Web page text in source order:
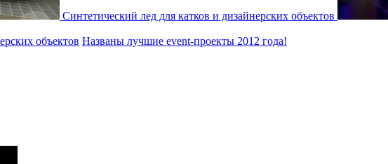
Синтетический лед для катков и дизайнерских объектов
объектов Названы лучшие event-проекты 2012 года!